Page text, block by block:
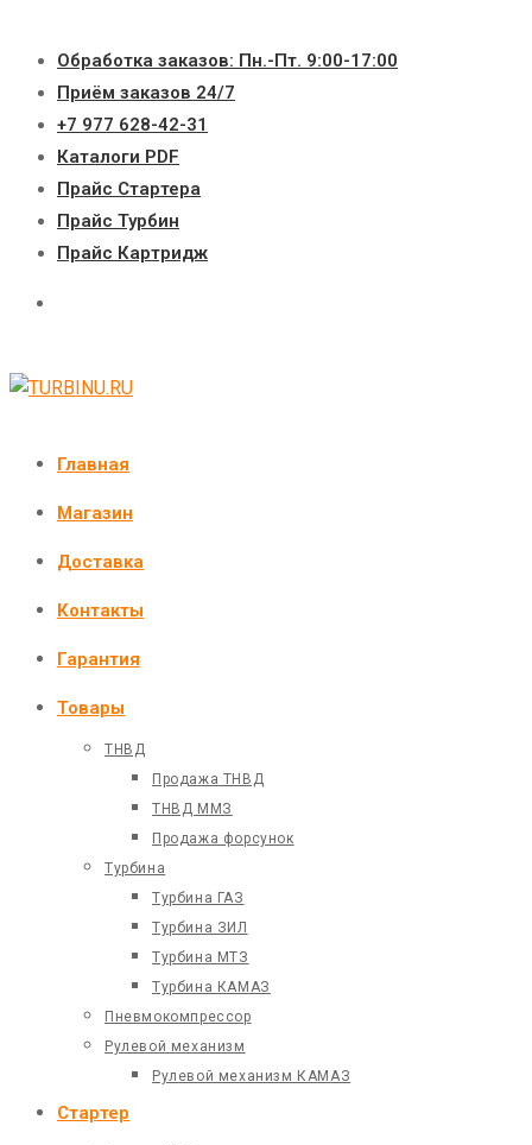
содержимому
Обработка заказов: Пн.-Пт. 9:00-17:00
Приём заказов 24/7
+7 977 628-42-31
Каталоги PDF
Прайс Стартера
Прайс Турбин
Прайс Картридж
Главная
Магазин
Доставка
Контакты
Гарантия
Товары
ТНВД
Продажа ТНВД
ТНВД ММЗ
Продажа форсунок
Турбина
Турбина ГАЗ
Турбина ЗИЛ
Турбина МТЗ
Турбина КАМАЗ
Пневмокомпрессор
Рулевой механизм
Рулевой механизм КАМАЗ
Стартер